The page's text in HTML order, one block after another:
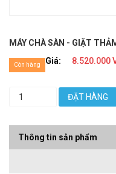
MÁY CHÀ SÀN - GIẶT
Giá:
8.520.000
Còn hàng
ĐẶT HÀNG
Thông tin sản phẩm